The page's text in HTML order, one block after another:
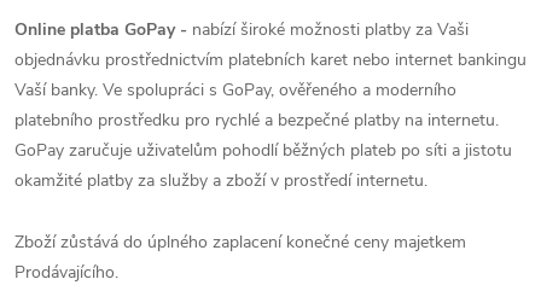
Online platba GoPay - nabízí široké možnosti platby za Vaši
objednávku prostřednictvím platebních karet nebo internet bankingu
Vaší banky. Ve spolupráci s GoPay, ověřeného a moderního
platebního prostředku pro rychlé a bezpečné platby na internetu.
GoPay zaručuje uživatelům pohodlí běžných plateb po síti a jistotu
okamžité platby za služby a zboží v prostředí internetu.
Zboží zůstává do úplného zaplacení konečné ceny majetkem
Prodávajícího.